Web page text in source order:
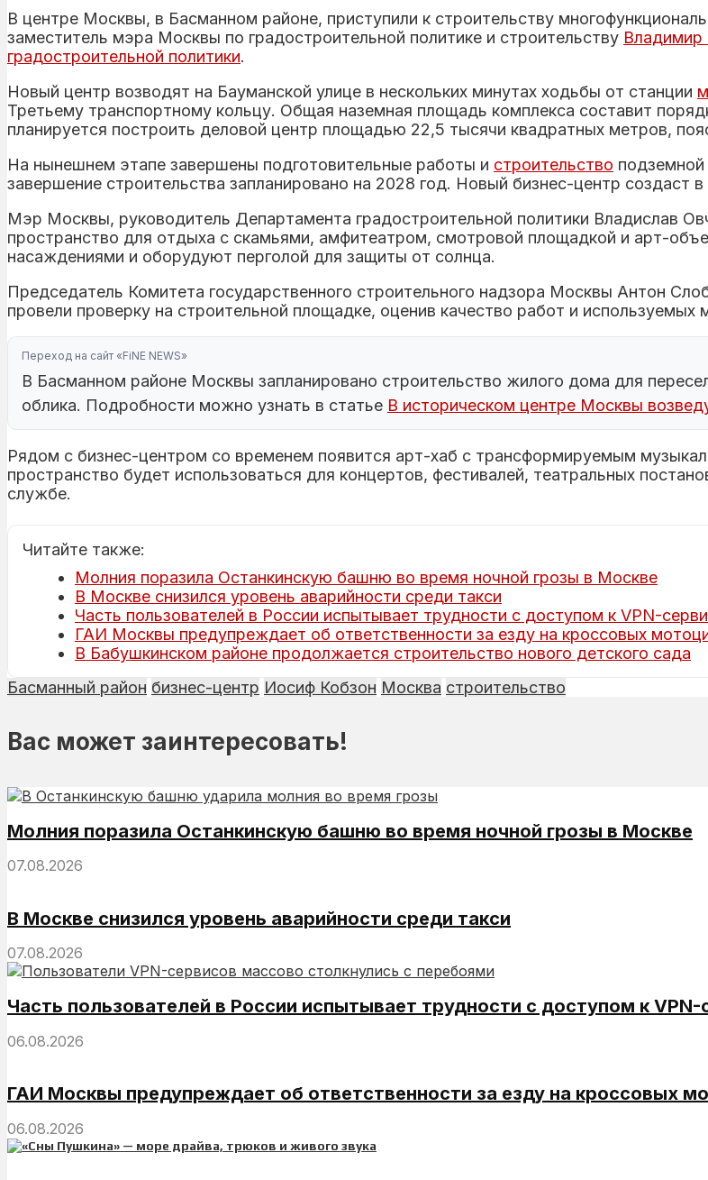
В центре Москвы, в Басманном районе, приступили к строительству
заместитель мэра Москвы по градостроительной политике и строительству Владимир
градостроительной политики.
Новый центр возводят на Бауманской улице в нескольких минутах ходьбы от станции
Третьему транспортному кольцу. Общая наземная площадь комплекса составит
планируется построить деловой центр площадью 22,5 тысячи квадратных метров,
На нынешнем этапе завершены подготовительные работы и строительство подземной
завершение строительства запланировано на 2028 год. Новый бизнес-центр создаст
Мэр Москвы, руководитель Департамента градостроительной политики Владислав
пространство для отдыха с скамьями, амфитеатром, смотровой площадкой и арт-
насаждениями и оборудуют перголой для защиты от солнца.
Председатель Комитета государственного строительного надзора Москвы Антон
провели проверку на строительной площадке, оценив качество работ и используемых
Переход на сайт «FiNE NEWS»
В Басманном районе Москвы запланировано строительство жилого дома для
облика. Подробности можно узнать в статье В историческом центре Москвы
Рядом с бизнес-центром со временем появится арт-хаб с трансформируемым
пространство будет использоваться для концертов, фестивалей, театральных
службе.
Читайте также:
Молния поразила Останкинскую башню во время ночной грозы в Москве
В Москве снизился уровень аварийности среди такси
Часть пользователей в России испытывает трудности с доступом к VPN-
ГАИ Москвы предупреждает об ответственности за езду на кроссовых
В Бабушкинском районе продолжается строительство нового детского сада
Басманный район бизнес-центр Иосиф Кобзон Москва строительство
Вас может заинтересовать!
Молния поразила Останкинскую башню во время ночной грозы в Москве
07.08.2026
В Москве снизился уровень аварийности среди такси
07.08.2026
Часть пользователей в России испытывает трудности с доступом к
06.08.2026
ГАИ Москвы предупреждает об ответственности за езду на кроссовых
06.08.2026